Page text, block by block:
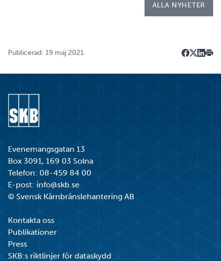
ALLA NYHETER
Publicerad: 19 maj 2021
Evenemangsgatan 13
Box 3091, 169 03 Solna
Telefon: 08-459 84 00
E-post: info@skb.se
© Svensk Kärnbränslehantering AB
Kontakta oss
Publikationer
Press
SKB:s riktlinjer för dataskydd